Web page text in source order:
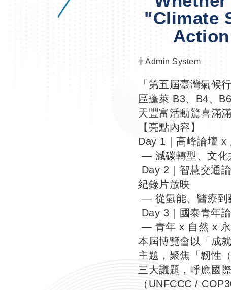
"Climate
Author:
Admin System
「第五屆臺灣氣候
區蓬萊 B3、B4、
天豐富活動驚喜滿
【亮點內容】
Day 1｜高峰論壇 x
— 減碳轉型、文化
Day 2｜智慧交通
紀錄片放映
— 從氫能、醫療到
Day 3｜國泰青年
— 青年 x 自然 x 永
本屆博覽會以「成
主題，聚焦「韌性
三大議題，呼應國
（UNFCCC /